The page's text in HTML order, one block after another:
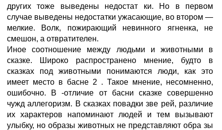
других тоже выведены недостат ки. Но в первом
случае выведены недостатки ужасающие, во втором —
мелкие. Волк, пожирающий невинного ягненка, не
смешон, а отвратителен.
Иное соотношение между людьми и животными в
сказке. Широко распространено мнение, будто в
сказках под животными понимаются люди, как это
имеет место в басне 2 . Такое мнение, несомненно,
ошибочно. В -отличие от басни сказке совершенно
чужд аллегоризм. В сказках повадки зве рей, различие
их характеров напоминают людей и тем вызывают
улыбку, но образы животных не представляют обра зы